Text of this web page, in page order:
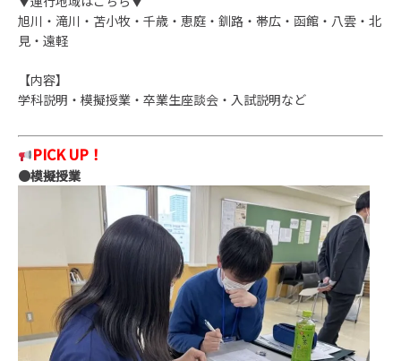
旭川・滝川・苫小牧・千歳・恵庭・釧路・帯広・函館・八雲・北
見・遠軽
【内容】
学科説明・模擬授業・卒業生座談会・入試説明など
PICK UP！
●模擬授業